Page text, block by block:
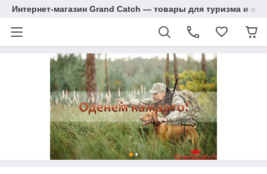
Интернет-магазин Grand Catch — товары для туризма и